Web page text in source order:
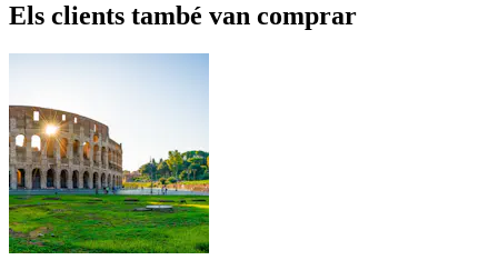
Els clients també van comprar